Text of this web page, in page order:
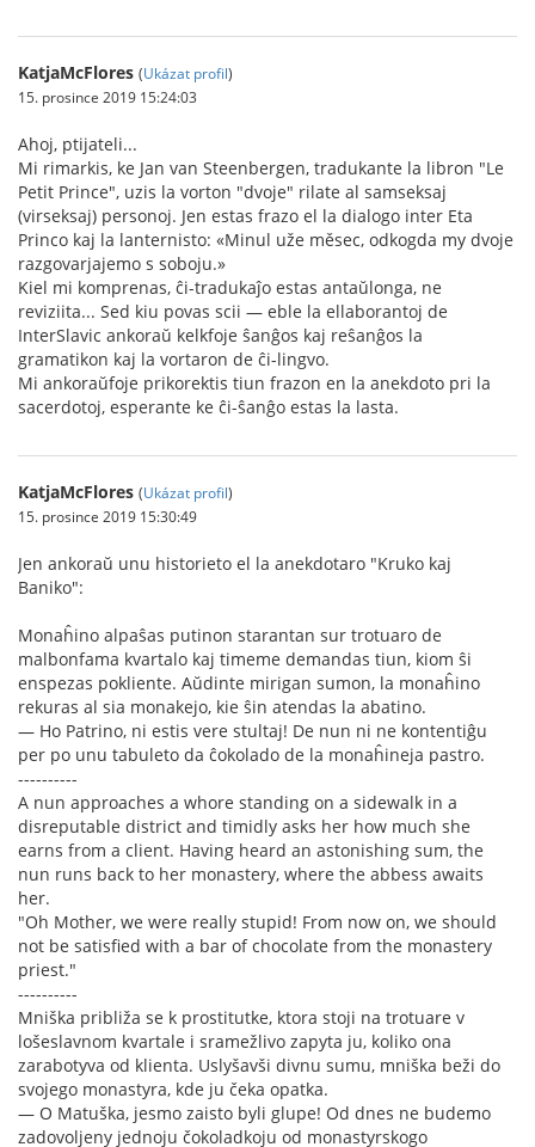
KatjaMcFlores (Ukázat profil)
15. prosince 2019 15:24:03
Ahoj, ptijateli...
Mi rimarkis, ke Jan van Steenbergen, tradukante la libron "Le
Petit Prince", uzis la vorton "dvoje" rilate al samseksaj
(virseksaj) personoj. Jen estas frazo el la dialogo inter Eta
Princo kaj la lanternisto: «Minul uže měsec, odkogda my dvoje
razgovarjajemo s soboju.»
Kiel mi komprenas, ĉi-tradukaĵo estas antaŭlonga, ne
reviziita... Sed kiu povas scii — eble la ellaborantoj de
InterSlavic ankoraŭ kelkfoje ŝanĝos kaj reŝanĝos la
gramatikon kaj la vortaron de ĉi-lingvo.
Mi ankoraŭfoje prikorektis tiun frazon en la anekdoto pri la
sacerdotoj, esperante ke ĉi-ŝanĝo estas la lasta.
KatjaMcFlores (Ukázat profil)
15. prosince 2019 15:30:49
Jen ankoraŭ unu historieto el la anekdotaro "Kruko kaj
Baniko":
Monaĥino alpaŝas putinon starantan sur trotuaro de
malbonfama kvartalo kaj timeme demandas tiun, kiom ŝi
enspezas pokliente. Aŭdinte mirigan sumon, la monaĥino
rekuras al sia monakejo, kie ŝin atendas la abatino.
— Ho Patrino, ni estis vere stultaj! De nun ni ne kontentiĝu
per po unu tabuleto da ĉokolado de la monaĥineja pastro.
----------
A nun approaches a whore standing on a sidewalk in a
disreputable district and timidly asks her how much she
earns from a client. Having heard an astonishing sum, the
nun runs back to her monastery, where the abbess awaits
her.
"Oh Mother, we were really stupid! From now on, we should
not be satisfied with a bar of chocolate from the monastery
priest."
----------
Mniška približa se k prostitutke, ktora stoji na trotuare v
lošeslavnom kvartale i sramežlivo zapyta ju, koliko ona
zarabotyva od klienta. Uslyšavši divnu sumu, mniška beži do
svojego monastyra, kde ju čeka opatka.
— O Matuška, jesmo zaisto byli glupe! Od dnes ne budemo
zadovoljeny jednoju čokoladkoju od monastyrskogo